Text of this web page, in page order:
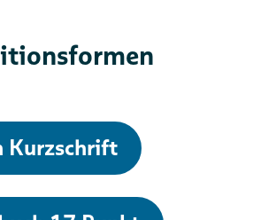
Kurzschrift